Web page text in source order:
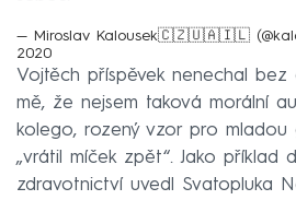
— Miroslav Kalousek🇨🇿🇺🇦🇮🇱
2020
Vojtěch příspěvek nenechal bez
mě, že nejsem taková morální
kolego, rozený vzor pro mladou
„vrátil míček zpět“. Jako příklad
zdravotnictví uvedl Svatopluka